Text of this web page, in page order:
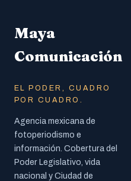
Maya
Comunicación
EL PODER, CUADRO
POR CUADRO.
Agencia mexicana de
fotoperiodismo e
información. Cobertura del
Poder Legislativo, vida
nacional y Ciudad de